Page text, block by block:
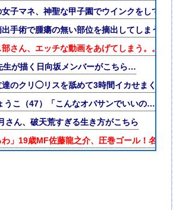
女子マネ、神聖な甲子園でウインクをしてし
出手術で腫瘍の無い部位を摘出してしま
さん、エッチな動画をあげてしまう。。。
生が描く日向坂メンバーがこちら…
達のクリ◯リスを舐めて3時間イカせまくっ
うこ（47）「こんなオバサンでいいの…？」
さん、破天荒すぎる生き方がこちら
」19歳MF佐藤龍之介、圧巻ゴール！名門